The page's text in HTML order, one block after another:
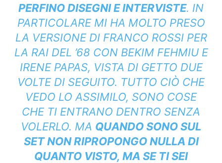
PERFINO DISEGNI E INTERVISTE. IN
PARTICOLARE MI HA MOLTO PRESO
LA VERSIONE DI FRANCO ROSSI PER
LA RAI DEL ’68 CON BEKIM FEHMIU E
IRENE PAPAS, VISTA DI GETTO DUE
VOLTE DI SEGUITO. TUTTO CIÒ CHE
VEDO LO ASSIMILO, SONO COSE
CHE TI ENTRANO DENTRO SENZA
VOLERLO. MA QUANDO SONO SUL
SET NON RIPROPONGO NULLA DI
QUANTO VISTO, MA SE TI SEI